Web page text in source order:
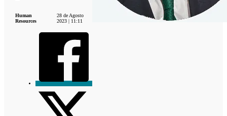
Human
Resources
28 de Agosto
2023 | 11:11